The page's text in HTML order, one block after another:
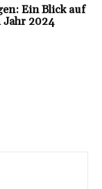
Ein Blick auf
Jahr 2024